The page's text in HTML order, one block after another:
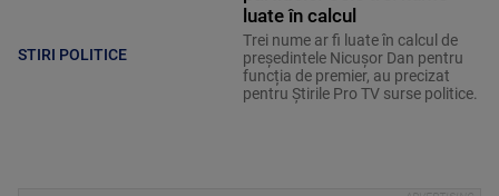
STIRI POLITICE
luate în calcul
Trei nume ar fi luate în calcul de
președintele Nicușor Dan pentru
funcția de premier, au precizat
pentru Știrile Pro TV surse politice.